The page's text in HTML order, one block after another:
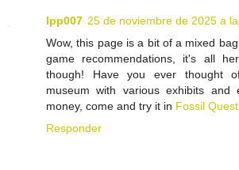
lpp007 25 de noviembre de 2025 a
Wow, this page is a bit of a mixed
game recommendations, it's all
though! Have you ever thought
museum with various exhibits
money, come and try it in Fossil Quest
Responder